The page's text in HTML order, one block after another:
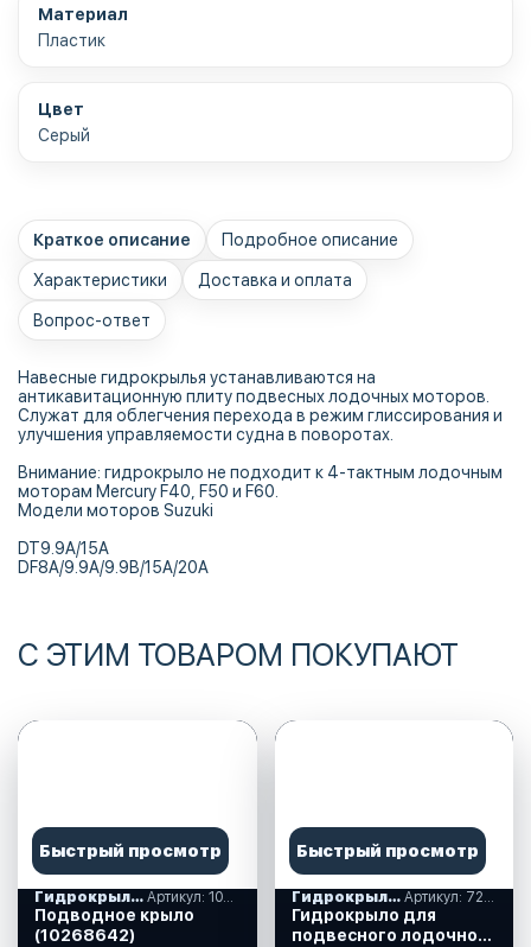
Материал
Пластик
Цвет
Серый
Краткое описание Подробное описание
Характеристики Доставка и оплата
Вопрос-ответ
Навесные гидрокрылья устанавливаются на
антикавитационную плиту подвесных лодочных моторов.
Служат для облегчения перехода в режим глиссирования и
улучшения управляемости судна в поворотах.
Внимание: гидрокрыло не подходит к 4-тактным лодочным
моторам Mercury F40, F50 и F60.
Модели моторов Suzuki
DT9.9A/15A
DF8A/9.9A/9.9B/15A/20A
С ЭТИМ ТОВАРОМ ПОКУПАЮТ
Быстрый просмотр
Гидрокрылья
Подводное крыло
(10268642)
Быстрый просмотр
Гидрокрылья
Гидрокрыло для
подвесного лодочного